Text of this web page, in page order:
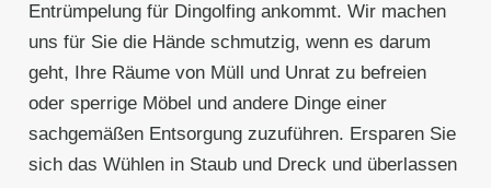
Entrümpelung für Dingolfing ankommt. Wir machen
uns für Sie die Hände schmutzig, wenn es darum
geht, Ihre Räume von Müll und Unrat zu befreien
oder sperrige Möbel und andere Dinge einer
sachgemäßen Entsorgung zuzuführen. Ersparen Sie
sich das Wühlen in Staub und Dreck und überlassen